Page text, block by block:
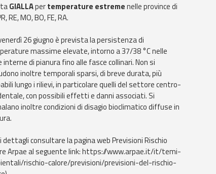
GIALLApertemperature estremenelle province di
RE, MO, BO, FE, RA.
26 giugno è prevista la persistenza di
massime elevate, intorno a 37/38 °C nelle
interne di pianura fino alle fasce collinari. Non si
inoltre temporali sparsi, di breve durata, più
lungo i rilievi, in particolare quelli del settore centro-
con possibili effetti e danni associati. Si
inoltre condizioni di disagio bioclimatico diffuse in
dettagli consultare la pagina web Previsioni Rischio
Arpae al seguente link: https://www.arpae.it/it/temi-
rischio-calore/previsioni/previsioni-del-rischio-